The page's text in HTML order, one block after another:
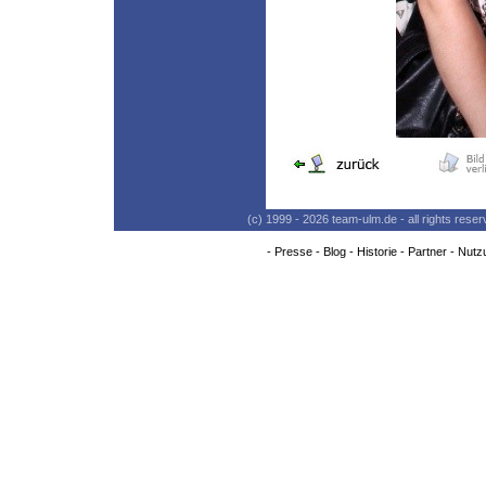
(c) 1999 - 2026 team-ulm.de - all rights
- Presse- Blog- Historie- Partner-